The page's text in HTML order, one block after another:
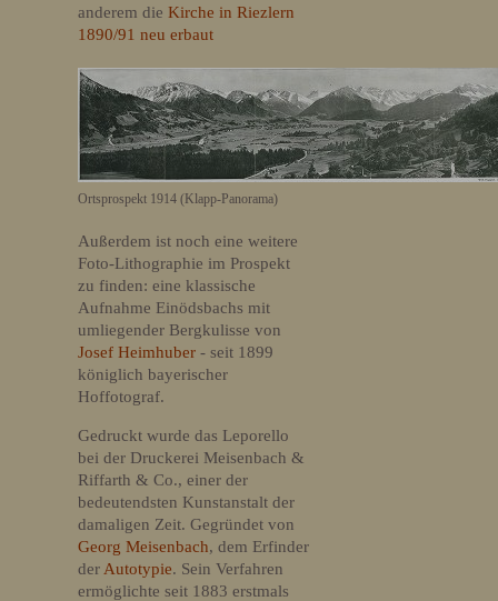
anderem die Kirche in Riezlern
1890/91 neu erbaut
Ortsprospekt 1914 (Klapp-Panorama)
Außerdem ist noch eine weitere
Foto-Lithographie im Prospekt
zu finden: eine klassische
Aufnahme Einödsbachs mit
umliegender Bergkulisse von
Josef Heimhuber - seit 1899
königlich bayerischer
Hoffotograf.
Gedruckt wurde das Leporello
bei der Druckerei Meisenbach &
Riffarth & Co., einer der
bedeutendsten Kunstanstalt der
damaligen Zeit. Gegründet von
Georg Meisenbach, dem Erfinder
der Autotypie. Sein Verfahren
ermöglichte seit 1883 erstmals